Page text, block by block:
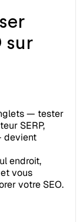
sur
— tester
SERP,
devient
endroit,
vous
votre SEO.